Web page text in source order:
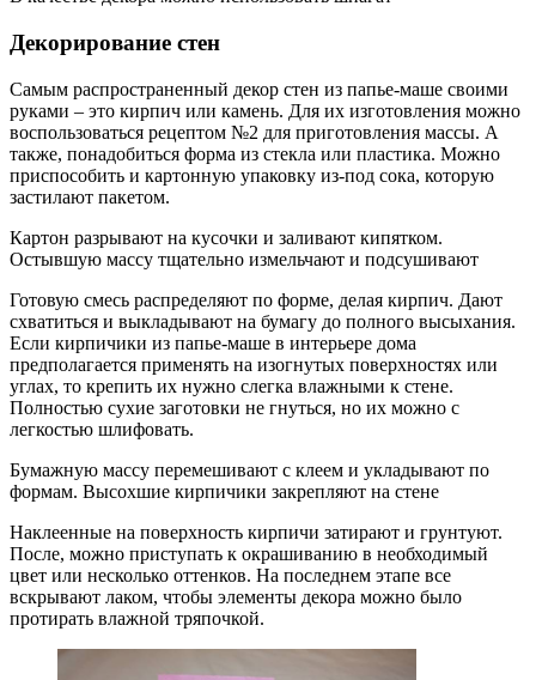
Декорирование стен
Самым распространенный декор стен из папье-маше своими
руками – это кирпич или камень. Для их изготовления можно
воспользоваться рецептом №2 для приготовления массы. А
также, понадобиться форма из стекла или пластика. Можно
приспособить и картонную упаковку из-под сока, которую
застилают пакетом.
Картон разрывают на кусочки и заливают кипятком.
Остывшую массу тщательно измельчают и подсушивают
Готовую смесь распределяют по форме, делая кирпич. Дают
схватиться и выкладывают на бумагу до полного высыхания.
Если кирпичики из папье-маше в интерьере дома
предполагается применять на изогнутых поверхностях или
углах, то крепить их нужно слегка влажными к стене.
Полностью сухие заготовки не гнуться, но их можно с
легкостью шлифовать.
Бумажную массу перемешивают с клеем и укладывают по
формам. Высохшие кирпичики закрепляют на стене
Наклеенные на поверхность кирпичи затирают и грунтуют.
После, можно приступать к окрашиванию в необходимый
цвет или несколько оттенков. На последнем этапе все
вскрывают лаком, чтобы элементы декора можно было
протирать влажной тряпочкой.